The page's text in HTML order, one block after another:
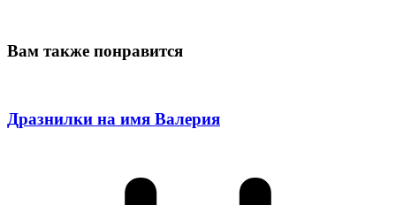
Вам также понравится
Дразнилки на имя Валерия